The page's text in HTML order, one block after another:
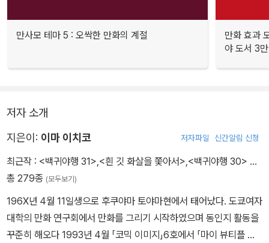
만사모 테마 5 : 오싹한 만화의 계절
만화 효과
야 도서 3
저자 소개
지은이: 이마 이치코 저자파일 신간알림 신청
최근작 : <백귀야행 31>,<흰 깃 화살을 쫓아서>,<백귀야행 30> …
총 279종 (모두보기)
196X년 4월 11일생으로 후쿠야마 토야마현에서 태어났다. 도쿄여자
대학의 만화 연구회에서 만화를 그리기 시작하였으며 동인지 활동을
꾸준히 해오다 1993년 4월 「코믹 이미지」6호에서 「마이 뷰티플 그